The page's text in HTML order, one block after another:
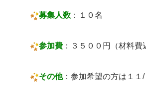
募集人数 ：１０名
参加費 ：３５００円（材料費
その他：参加希望の方は１１/